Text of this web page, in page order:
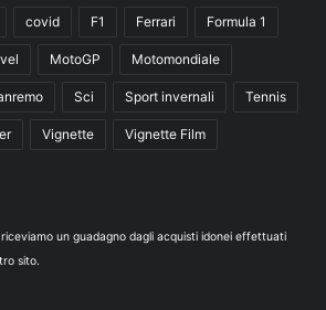
covid F1 Ferrari Formula 1
MotoGP Motomondiale
Sci Sport invernali Tennis
Vignette Vignette Film
un guadagno dagli acquisti idonei effettuati
sito.